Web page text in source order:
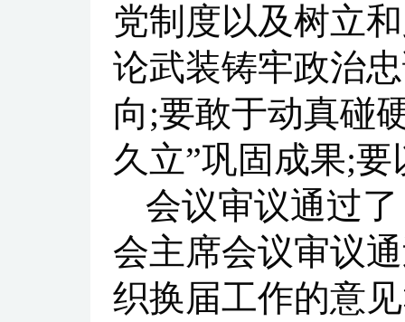
党制度以及树立
论武装铸牢政治
向;要敢于动真碰
久立”巩固成果;
会议审议通过
会主席会议审议
织换届工作的意